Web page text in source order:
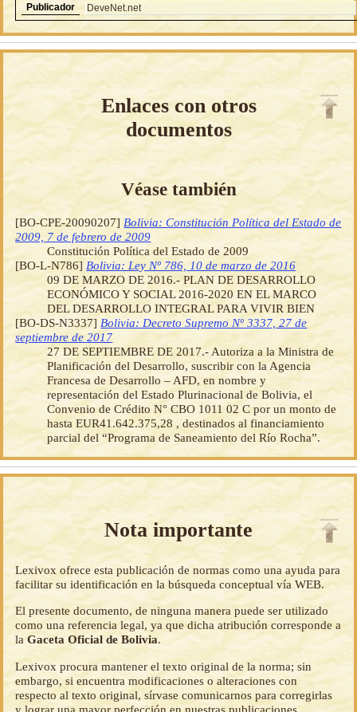
Publicador
DeveNet.net
Enlaces con otros
documentos
Véase también
[BO-CPE-20090207] Bolivia: Constitución Política del Estado de
2009, 7 de febrero de 2009
Constitución Política del Estado de 2009
[BO-L-N786] Bolivia: Ley Nº 786, 10 de marzo de 2016
09 DE MARZO DE 2016.- PLAN DE DESARROLLO
ECONÓMICO Y SOCIAL 2016-2020 EN EL MARCO
DEL DESARROLLO INTEGRAL PARA VIVIR BIEN
[BO-DS-N3337] Bolivia: Decreto Supremo Nº 3337, 27 de
septiembre de 2017
27 DE SEPTIEMBRE DE 2017.- Autoriza a la Ministra de
Planificación del Desarrollo, suscribir con la Agencia
Francesa de Desarrollo – AFD, en nombre y
representación del Estado Plurinacional de Bolivia, el
Convenio de Crédito N° CBO 1011 02 C por un monto de
hasta EUR41.642.375,28 , destinados al financiamiento
parcial del “Programa de Saneamiento del Río Rocha”.
Nota importante
Lexivox ofrece esta publicación de normas como una ayuda para
facilitar su identificación en la búsqueda conceptual vía WEB.
El presente documento, de ninguna manera puede ser utilizado
como una referencia legal, ya que dicha atribución corresponde a
laGaceta Oficial de Bolivia.
Lexivox procura mantener el texto original de la norma; sin
embargo, si encuentra modificaciones o alteraciones con
respecto al texto original, sírvase comunicarnos para corregirlas
y lograr una mayor perfección en nuestras publicaciones.